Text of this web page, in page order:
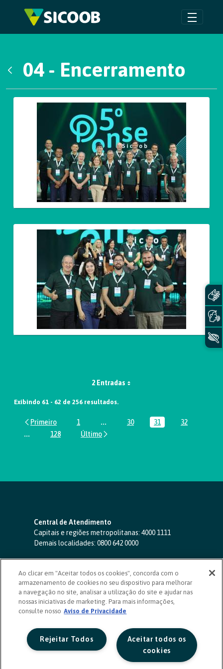
Pular para o Conteúdo principal
04 - Encerramento
Galeria de Mídias
2 Entradas
Exibindo 61 - 62 de 256 resultados.
Página
1 ...Páginas intermediárias Usar ABA
Página
30 Página
31 Página
32
...Páginas intermediárias Usar ABA para navegar.
Página
128
Central de Atendimento
Capitais e regiões metropolitanas: 4000 1111
Demais localidades: 0800 642 0000
SAC 24 horas-0800 724 4420
Ouvidoria
0800 725 0996
(de segunda a sexta, das 8h às 20h)
ouvidoriasicoob.com.br
Deficientes auditivos ou de fala
Ao clicar em "Aceitar todos os cookies", concorda com o
armazenamento de cookies no seu dispositivo para melhorar
a navegação no site, analisar a utilização do site e ajudar nas
nossas iniciativas de marketing. Para mais informações,
consulte nosso Aviso de Privacidade
Aceitar todos os
cookies
Rejeitar Todos